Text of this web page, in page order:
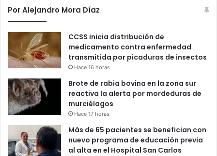
Por Alejandro Mora Díaz
CCSS inicia distribución de
medicamento contra enfermedad
transmitida por picaduras de insectos
Hace 16 horas
Brote de rabia bovina en la zona sur
reactiva la alerta por mordeduras de
murciélagos
Hace 17 horas
Más de 65 pacientes se benefician con
nuevo programa de educación previa
al alta en el Hospital San Carlos